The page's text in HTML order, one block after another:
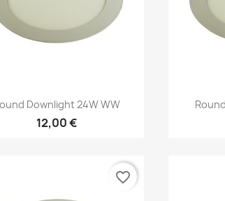
Kiirvaade
Downlight 24W WW
12,00 €
favorite_border